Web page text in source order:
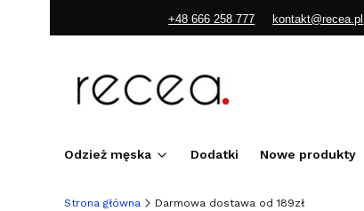
+48 666 258 777 kontakt@recea.pl
Odzież męska Dodatki Nowe produkty
Strona główna Darmowa dostawa od 189zł